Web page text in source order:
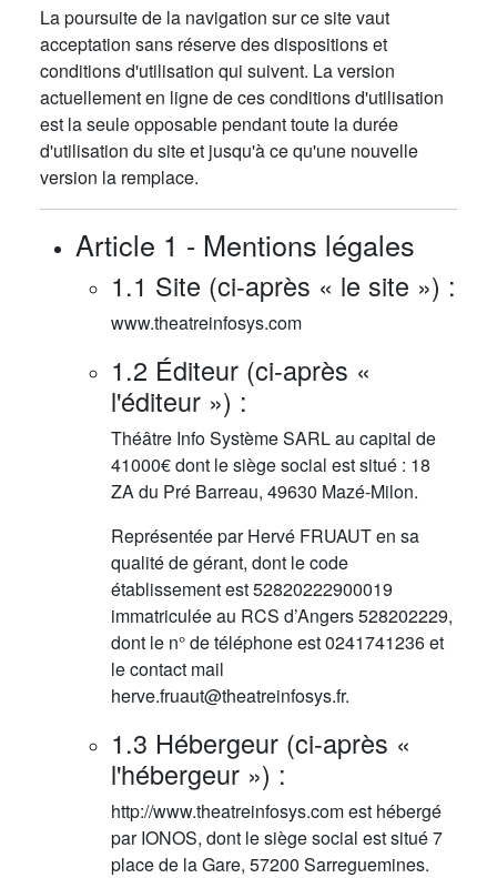
La poursuite de la navigation sur ce site vaut
acceptation sans réserve des dispositions et
conditions d'utilisation qui suivent. La version
actuellement en ligne de ces conditions d'utilisation
est la seule opposable pendant toute la durée
d'utilisation du site et jusqu'à ce qu'une nouvelle
version la remplace.
Article 1 - Mentions légales
1.1 Site (ci-après « le site ») :
www.theatreinfosys.com
1.2 Éditeur (ci-après «
l'éditeur ») :
Théâtre Info Système SARL au capital de
41000€ dont le siège social est situé : 18
ZA du Pré Barreau, 49630 Mazé-Milon.
Représentée par Hervé FRUAUT en sa
qualité de gérant, dont le code
établissement est 52820222900019
immatriculée au RCS d’Angers 528202229,
dont le n° de téléphone est 0241741236 et
le contact mail
herve.fruaut@theatreinfosys.fr.
1.3 Hébergeur (ci-après «
l'hébergeur ») :
http://www.theatreinfosys.com est hébergé
par IONOS, dont le siège social est situé 7
place de la Gare, 57200 Sarreguemines.